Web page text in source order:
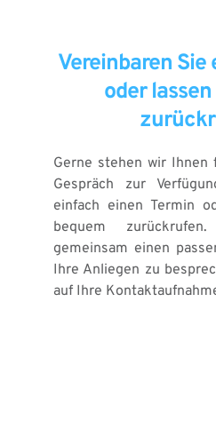
Vereinbaren Sie
oder
Gerne stehen wir Ihnen
Gespräch zur
einfach einen Termin
bequem
gemeinsam einen
Ihre Anliegen zu
auf Ihre